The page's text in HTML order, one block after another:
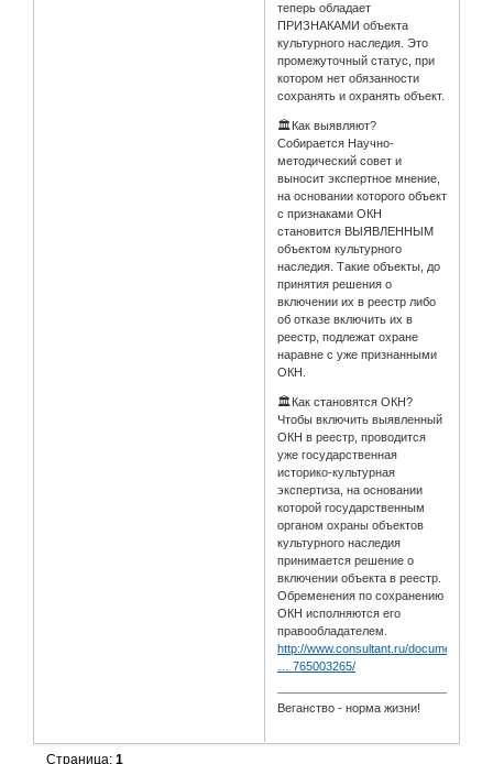
теперь обладает
ПРИЗНАКАМИ объекта
культурного наследия. Это
промежуточный статус, при
котором нет обязанности
сохранять и охранять объект.
🏛Как выявляют?
Собирается Научно-
методический совет и
выносит экспертное мнение,
на основании которого объект
с признаками ОКН
становится ВЫЯВЛЕННЫМ
объектом культурного
наследия. Такие объекты, до
принятия решения о
включении их в реестр либо
об отказе включить их в
реестр, подлежат охране
наравне с уже признанными
ОКН.
🏛Как становятся ОКН?
Чтобы включить выявленный
ОКН в реестр, проводится
уже государственная
историко-культурная
экспертиза, на основании
которой государственным
органом охраны объектов
культурного наследия
принимается решение о
включении объекта в реестр.
Обременения по сохранению
ОКН исполняются его
правообладателем.
http://www.consultant.ru/document/
… 765003265/
Веганство - норма жизни!
Страница:1